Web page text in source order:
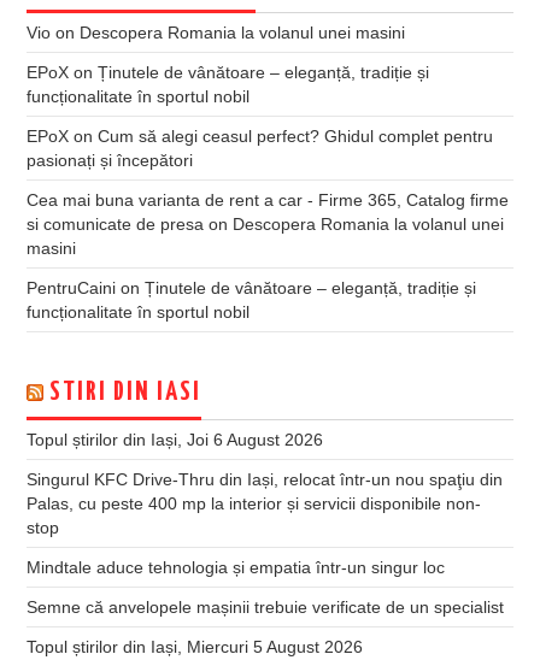
Vio on Descopera Romania la volanul unei masini
EPoX onȚinutele de vânătoare – eleganță, tradiție și
funcționalitate în sportul nobil
EPoX onCum să alegi ceasul perfect? Ghidul complet pentru
pasionați și începători
Cea mai buna varianta de rent a car - Firme 365, Catalog firme
si comunicate de presa on Descopera Romania la volanul unei
masini
PentruCaini onȚinutele de vânătoare – eleganță, tradiție și
funcționalitate în sportul nobil
STIRI DIN IASI
Topul știrilor din Iași, Joi 6 August 2026
Singurul KFC Drive-Thru din Iași, relocat într-un nou spaţiu din
Palas, cu peste 400 mp la interior și servicii disponibile non-
stop
Mindtale aduce tehnologia și empatia într-un singur loc
Semne că anvelopele mașinii trebuie verificate de un specialist
Topul știrilor din Iași, Miercuri 5 August 2026